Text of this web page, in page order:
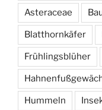
Asteraceae
Blatthornkäfer
Frühlingsblüher
Hummeln